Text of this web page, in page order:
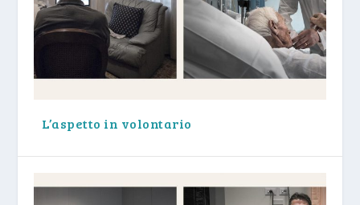
L’aspetto in volontario